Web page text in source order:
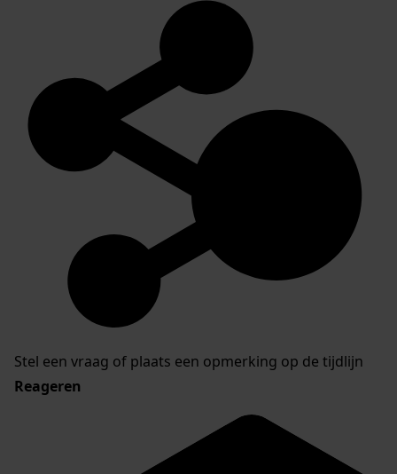
Stel een vraag of plaats een opmerking op de tijdlijn
Reageren